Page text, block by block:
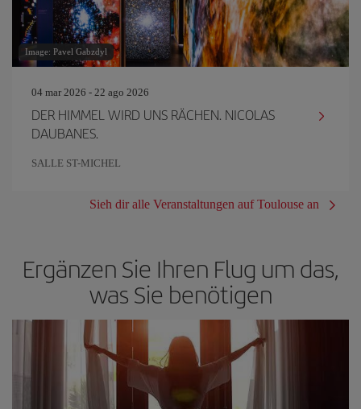
Image: Pavel Gabzdyl
04 mar 2026 - 22 ago 2026
DER HIMMEL WIRD UNS RÄCHEN. NICOLAS
DAUBANES.
SALLE ST-MICHEL
Sieh dir alle Veranstaltungen auf Toulouse an
Ergänzen Sie Ihren Flug um das,
was Sie benötigen